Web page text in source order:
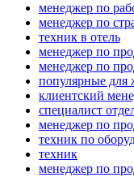
менеджер по
менеджер по
техник в отель
менеджер по
менеджер по
популярные
клиентский
специалист
менеджер по
техник по
техник
менеджер по